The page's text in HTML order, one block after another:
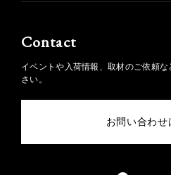
Contact
イベントや入荷情報、取材のご依頼
さい。
お問い合わせ